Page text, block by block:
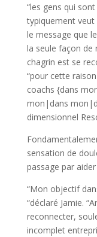
“les gens qui
typiquement
le message que
la seule façon de
chagrin est se
“pour cette
coachs {dans
mon|dans
dimensionnel
sensation de
passage par
“Mon objectif
“déclaré Jamie.
reconnecter,
incomplet